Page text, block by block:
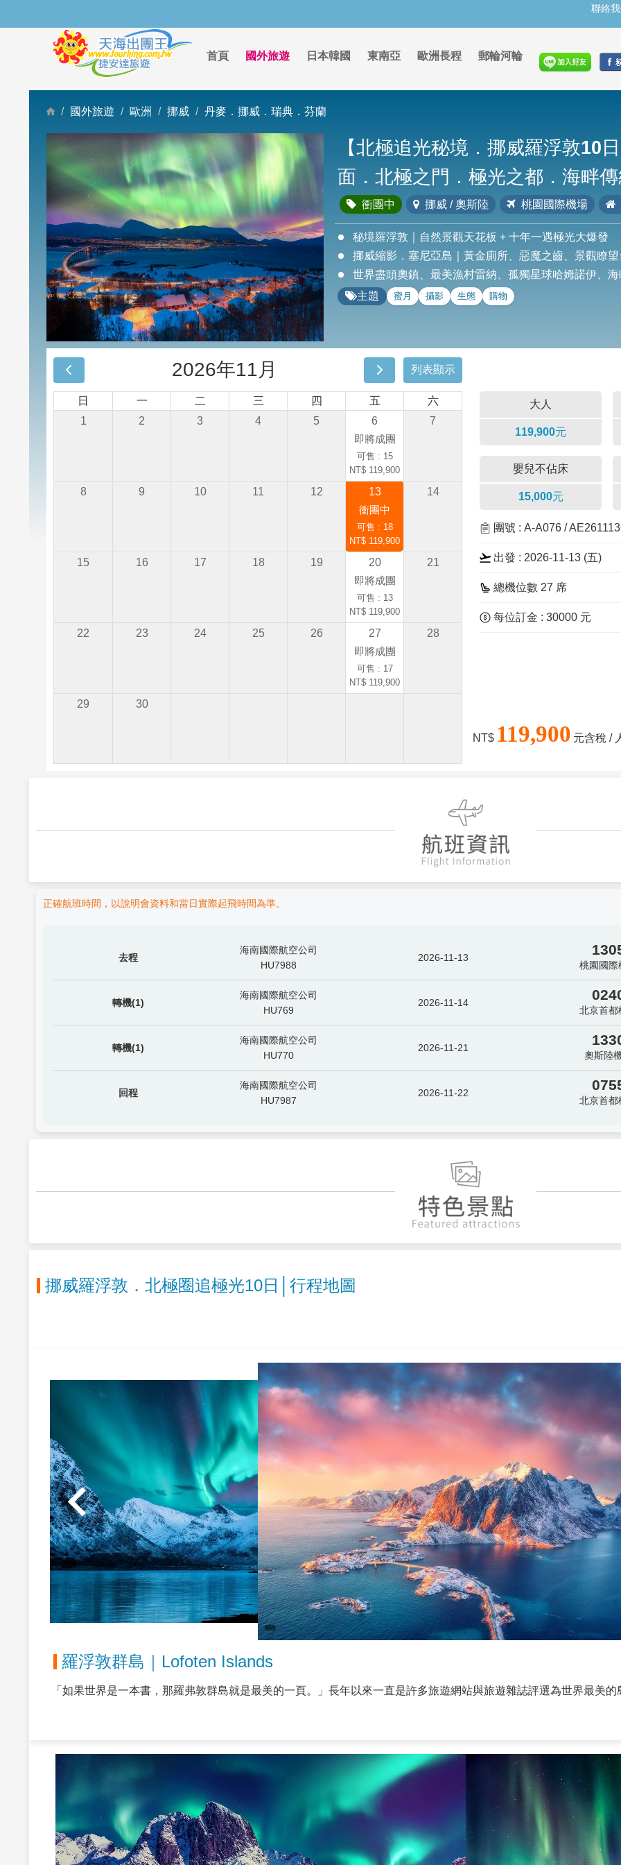
聯絡
首頁 國外旅遊 日本韓國 東南亞 歐洲長程 郵輪河輪
國外旅遊 歐洲 挪威 丹麥．挪威．瑞典．芬蘭
【北極追光秘境．挪威羅浮敦10
面．北極之門．極光之都．海畔
衝團中 挪威 / 奧斯陸 桃園國際機場
秘境羅浮敦｜自然景觀天花板 + 十年一遇極光大爆發
挪威縮影．塞尼亞島｜黃金廁所、惡魔之齒、景觀瞭望
世界盡頭奧鎮、最美漁村雷納、孤獨星球哈姆諾伊、
主題
蜜月 攝影 生態 購物
2026年11月 列表顯示
日 一 二 三 四 五
六
1
2 3 4 5
6
即將成團
可售 : 15
NT$ 119,900
7
8 9 10 11 12
13
衝團中
可售 : 18
NT$ 119,900
14
15 16 17 18 19
20
即將成團
可售 : 13
NT$ 119,900
21
22 23 24 25 26
27
即將成團
可售 : 17
NT$ 119,900
28
29 30
大人
119,900元
嬰兒不佔床
15,000元
團號 : A-A076 /
出發 : 2026-11-13 (五)
總機位數 27 席
每位訂金 : 30000 元
NT$ 119,900 元含稅 /
正確航班時間，以說明會資料和當日實際起飛時間為準。
去程
海南國際航空公司
HU7988
2026-11-13
桃園國際
轉機(1)
海南國際航空公司
HU769
2026-11-14
北京首都
轉機(1)
海南國際航空公司
HU770
2026-11-21
奧斯陸
回程
海南國際航空公司
HU7987
2026-11-22
北京首都